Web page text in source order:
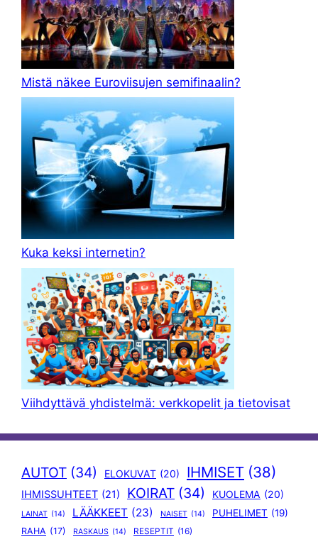
Mistä näkee Euroviisujen semifinaalin?
Kuka keksi internetin?
Viihdyttävä yhdistelmä: verkkopelit ja tietovisat
AUTOT (34) ELOKUVAT (20) IHMISET (38)
IHMISSUHTEET (21) KOIRAT (34) KUOLEMA (20)
LAINAT (14) LÄÄKKEET (23) NAISET (14) PUHELIMET (19)
RAHA (17) RASKAUS (14) RESEPTIT (16)